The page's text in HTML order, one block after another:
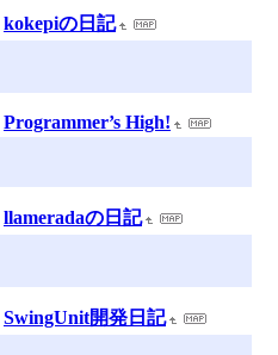
kokepiの日記
Programmer’s High!
llameradaの日記
SwingUnit開発日記